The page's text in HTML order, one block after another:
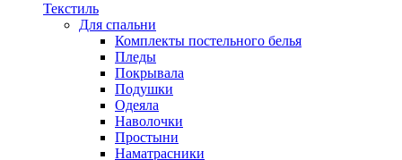
Текстиль
Для спальни
Комплекты постельного белья
Пледы
Покрывала
Подушки
Одеяла
Наволочки
Простыни
Наматрасники